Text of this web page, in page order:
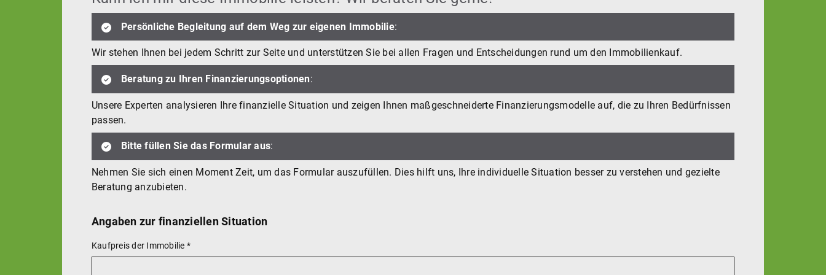
Persönliche Begleitung auf dem Weg zur eigenen Immobilie:
Wir stehen Ihnen bei jedem Schritt zur Seite und unterstützen Sie bei allen Fragen und Entscheidungen rund um den Immobilienkauf.
Beratung zu Ihren Finanzierungsoptionen:
Unsere Experten analysieren Ihre finanzielle Situation und zeigen Ihnen maßgeschneiderte Finanzierungsmodelle auf, die zu Ihren Bedürfnissen
passen.
Bitte füllen Sie das Formular aus:
Nehmen Sie sich einen Moment Zeit, um das Formular auszufüllen. Dies hilft uns, Ihre individuelle Situation besser zu verstehen und gezielte
Beratung anzubieten.
Angaben zur finanziellen Situation
Kaufpreis der Immobilie *